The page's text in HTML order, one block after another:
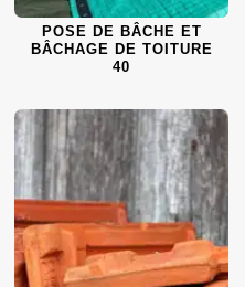
POSE DE BÂCHE ET
BÂCHAGE DE TOITURE
40